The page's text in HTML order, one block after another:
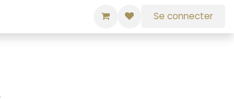
Se connecter